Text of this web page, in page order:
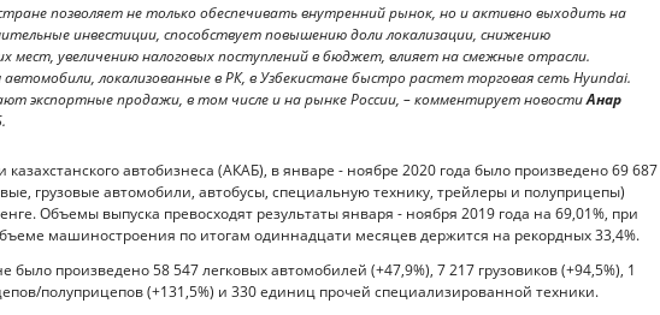
позволяет не только обеспечивать внутренний рынок, но и активно выходить на
инвестиции, способствует повышению доли локализации, снижению
мест, увеличению налоговых поступлений в бюджет, влияет на смежные отрасли.
локализованные в РК, в Узбекистане быстро растет торговая сеть Hyundai.
экспортные продажи, в том числе и на рынке России, – комментирует новостиАнар
автобизнеса (АКАБ), в январе - ноябре 2020 года было произведено 69 687
грузовые автомобили, автобусы, специальную технику, трейлеры и полуприцепы)
Объемы выпуска превосходят результаты января - ноября 2019 года на 69,01%, при
машиностроения по итогам одиннадцати месяцев держится на рекордных 33,4%.
было произведено 58 547 легковых автомобилей (+47,9%), 7 217 грузовиков (+94,5%), 1
полуприцепов (+131,5%) и 330 единиц прочей специализированной техники.